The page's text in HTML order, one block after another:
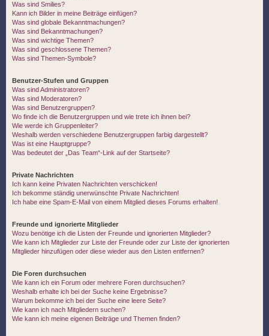
Was sind Smilies?
Kann ich Bilder in meine Beiträge einfügen?
Was sind globale Bekanntmachungen?
Was sind Bekanntmachungen?
Was sind wichtige Themen?
Was sind geschlossene Themen?
Was sind Themen-Symbole?
Benutzer-Stufen und Gruppen
Was sind Administratoren?
Was sind Moderatoren?
Was sind Benutzergruppen?
Wo finde ich die Benutzergruppen und wie trete ich ihnen bei?
Wie werde ich Gruppenleiter?
Weshalb werden verschiedene Benutzergruppen farbig dargestellt?
Was ist eine Hauptgruppe?
Was bedeutet der „Das Team“-Link auf der Startseite?
Private Nachrichten
Ich kann keine Privaten Nachrichten verschicken!
Ich bekomme ständig unerwünschte Private Nachrichten!
Ich habe eine Spam-E-Mail von einem Mitglied dieses Forums erhalten!
Freunde und ignorierte Mitglieder
Wozu benötige ich die Listen der Freunde und ignorierten Mitglieder?
Wie kann ich Mitglieder zur Liste der Freunde oder zur Liste der ignorierten
Mitglieder hinzufügen oder diese wieder aus den Listen entfernen?
Die Foren durchsuchen
Wie kann ich ein Forum oder mehrere Foren durchsuchen?
Weshalb erhalte ich bei der Suche keine Ergebnisse?
Warum bekomme ich bei der Suche eine leere Seite?
Wie kann ich nach Mitgliedern suchen?
Wie kann ich meine eigenen Beiträge und Themen finden?